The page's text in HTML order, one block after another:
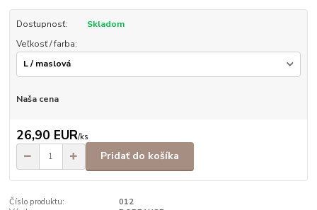
Dostupnosť:
Skladom
Veľkosť / farba:
Naša cena
26,90 EUR/ks
Pridať do košíka
Číslo produktu:
012